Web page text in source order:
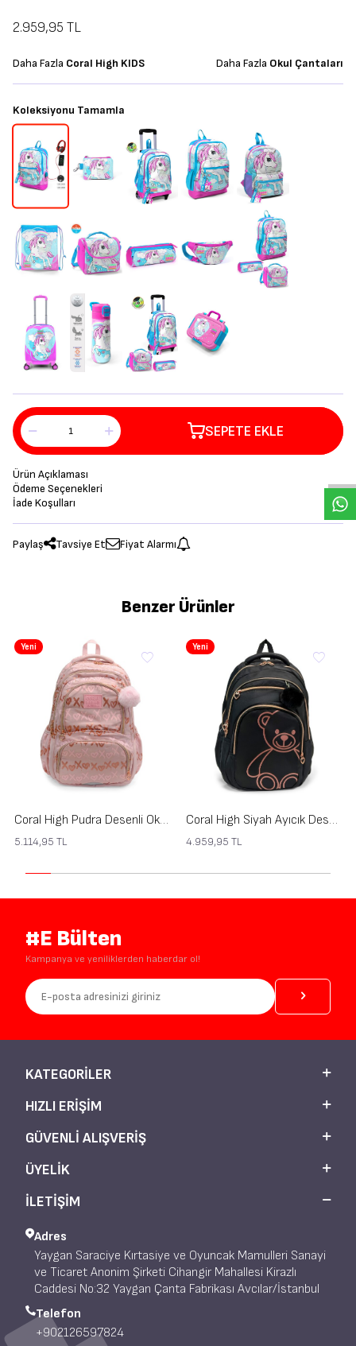
2.959,95 TL
Daha Fazla Coral High KIDS Daha Fazla Okul Çantaları
Koleksiyonu Tamamla
SEPETE EKLE
Ürün Açıklaması
Ödeme Seçenekleri
İade Koşulları
Paylaş Tavsiye Et Fiyat Alarmı
Benzer Ürünler
Yeni
Coral High Pudra Desenli Okul Sırt Çantası 24466
5.114,95 TL
Yeni
Coral High Siyah Ayıcık Desenli Okul Sırt Çantası 24463
4.959,95 TL
#E Bülten
Kampanya ve yeniliklerden haberdar ol!
KATEGORILER
HIZLI ERIŞIM
GÜVENLI ALIŞVERIŞ
ÜYELIK
İLETİŞİM
Adres
Yaygan Saraciye Kırtasiye ve Oyuncak Mamulleri Sanayi
ve Ticaret Anonim Şirketi Cihangir Mahallesi Kirazlı
Caddesi No:32 Yaygan Çanta Fabrikası Avcılar/İstanbul
Telefon
+902126597824